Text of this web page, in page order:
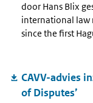
door Hans Blix
international law
since the first
CAVV-advies
of Disputes’